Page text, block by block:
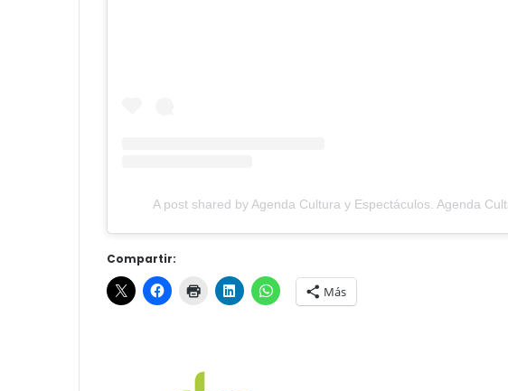
A post shared by Agenda Cultura y Espectáculos. Agenda
Compartir:
Más